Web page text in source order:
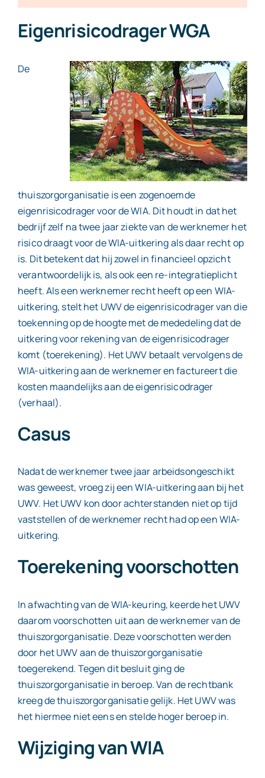
Eigenrisicodrager WGA
De
thuiszorgorganisatie is een zogenoemde
eigenrisicodrager voor de WIA. Dit houdt in dat het
bedrijf zelf na twee jaar ziekte van de werknemer het
risico draagt voor de WIA-uitkering als daar recht op
is. Dit betekent dat hij zowel in financieel opzicht
verantwoordelijk is, als ook een re-integratieplicht
heeft. Als een werknemer recht heeft op een WIA-
uitkering, stelt het UWV de eigenrisicodrager van die
toekenning op de hoogte met de mededeling dat de
uitkering voor rekening van de eigenrisicodrager
komt (toerekening). Het UWV betaalt vervolgens de
WIA-uitkering aan de werknemer en factureert die
kosten maandelijks aan de eigenrisicodrager
(verhaal).
Casus
Nadat de werknemer twee jaar arbeidsongeschikt
was geweest, vroeg zij een WIA-uitkering aan bij het
UWV. Het UWV kon door achterstanden niet op tijd
vaststellen of de werknemer recht had op een WIA-
uitkering.
Toerekening voorschotten
In afwachting van de WIA-keuring, keerde het UWV
daarom voorschotten uit aan de werknemer van de
thuiszorgorganisatie. Deze voorschotten werden
door het UWV aan de thuiszorgorganisatie
toegerekend. Tegen dit besluit ging de
thuiszorgorganisatie in beroep. Van de rechtbank
kreeg de thuiszorgorganisatie gelijk. Het UWV was
het hiermee niet eens en stelde hoger beroep in.
Wijziging van WIA